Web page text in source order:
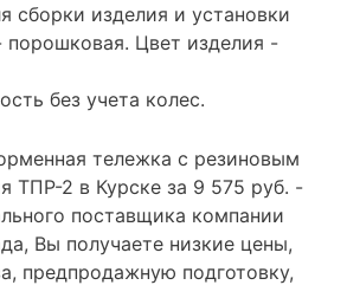
сборки изделия и установки
порошковая. Цвет изделия -
без учета колес.
тележка с резиновым
ТПР-2 в Курске за 9 575 руб. -
поставщика компании
Вы получаете низкие цены,
предпродажную подготовку,